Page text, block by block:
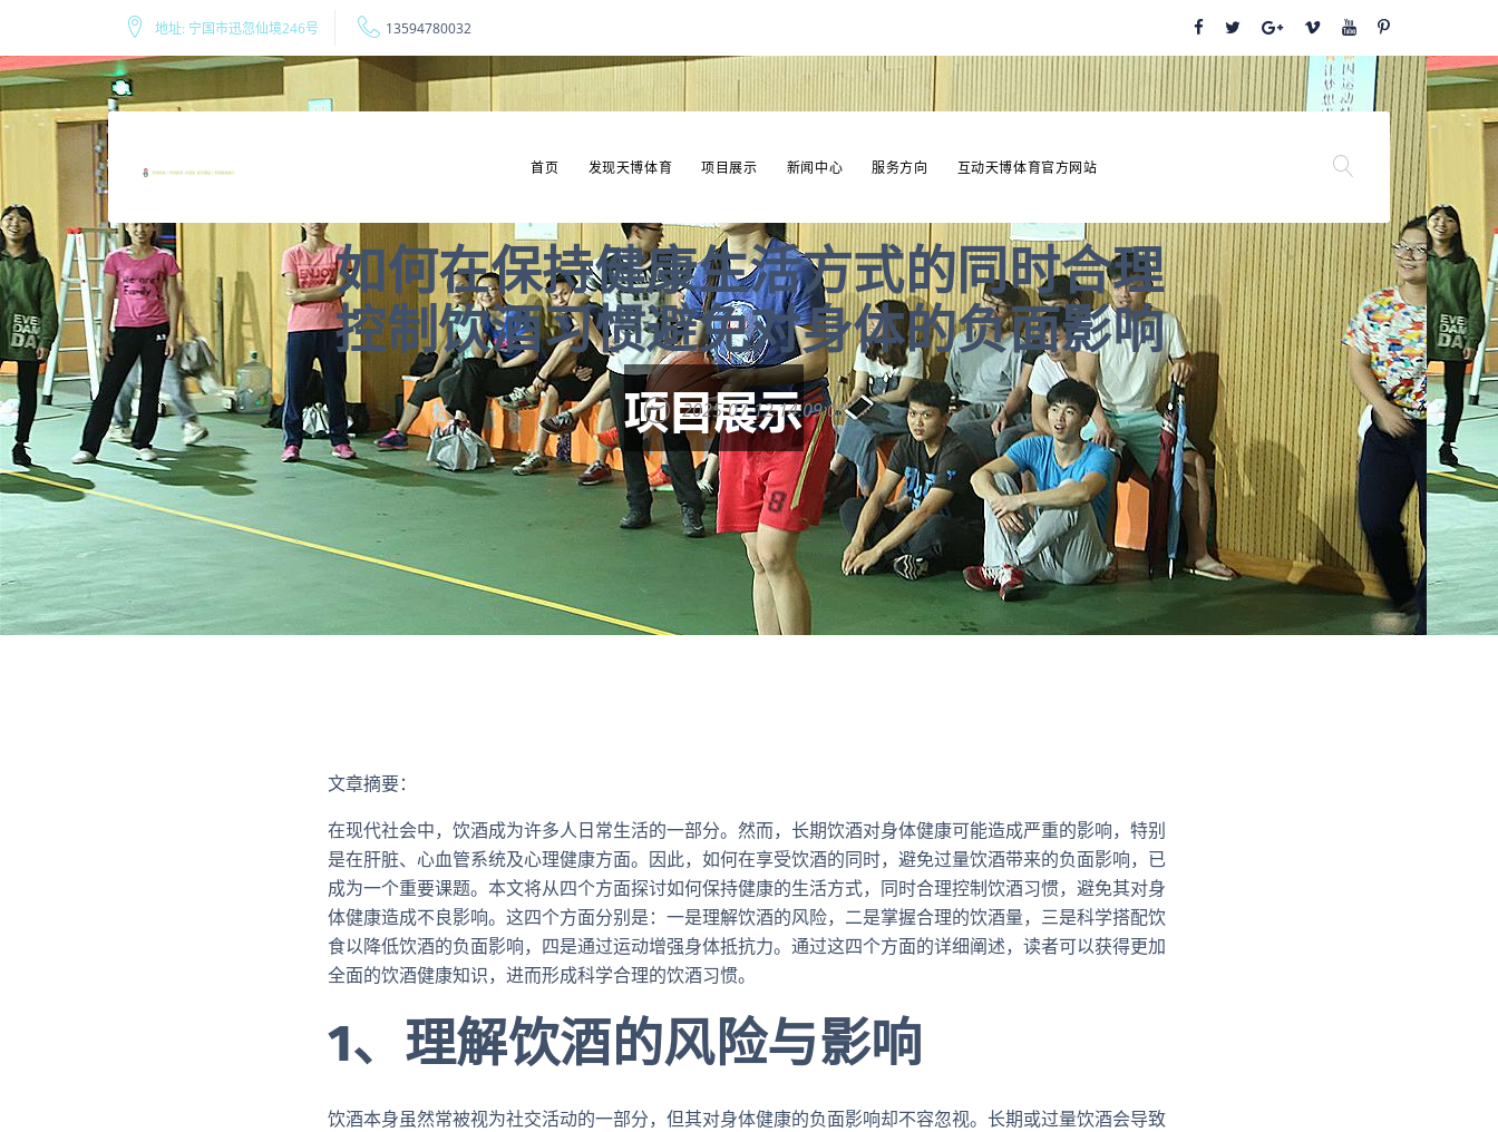
地址: 宁国市迅忽仙境246号 13594780032
首页 发现天博体育 项目展示 新闻中心 服务方向 互动天博体育官方网站
如何在保持健康生活方式的同时合理
控制饮酒习惯避免对身体的负面影响
2025-07-12 14:09:08
文章摘要：
在现代社会中，饮酒成为许多人日常生活的一部分。然而，长期饮酒对身体健康可能造成严重的影响，特别
是在肝脏、心血管系统及心理健康方面。因此，如何在享受饮酒的同时，避免过量饮酒带来的负面影响，已
成为一个重要课题。本文将从四个方面探讨如何保持健康的生活方式，同时合理控制饮酒习惯，避免其对身
体健康造成不良影响。这四个方面分别是：一是理解饮酒的风险，二是掌握合理的饮酒量，三是科学搭配饮
食以降低饮酒的负面影响，四是通过运动增强身体抵抗力。通过这四个方面的详细阐述，读者可以获得更加
全面的饮酒健康知识，进而形成科学合理的饮酒习惯。
1、理解饮酒的风险与影响
饮酒本身虽然常被视为社交活动的一部分，但其对身体健康的负面影响却不容忽视。长期或过量饮酒会导致